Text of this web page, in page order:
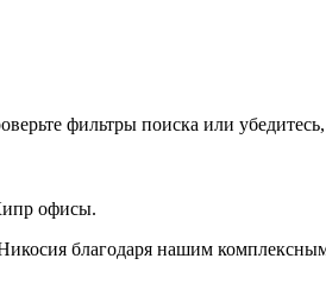
фильтры поиска или
офисы.
благодаря нашим